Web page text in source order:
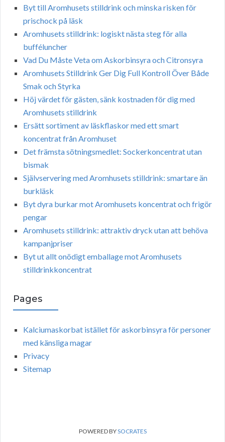
Byt till Aromhusets stilldrink och minska risken för
prischock på läsk
Aromhusets stilldrink: logiskt nästa steg för alla
bufféluncher
Vad Du Måste Veta om Askorbinsyra och Citronsyra
Aromhusets Stilldrink Ger Dig Full Kontroll Över Både
Smak och Styrka
Höj värdet för gästen, sänk kostnaden för dig med
Aromhusets stilldrink
Ersätt sortiment av läskflaskor med ett smart
koncentrat från Aromhuset
Det främsta sötningsmedlet: Sockerkoncentrat utan
bismak
Självservering med Aromhusets stilldrink: smartare än
burkläsk
Byt dyra burkar mot Aromhusets koncentrat och frigör
pengar
Aromhusets stilldrink: attraktiv dryck utan att behöva
kampanjpriser
Byt ut allt onödigt emballage mot Aromhusets
stilldrinkkoncentrat
Pages
Kalciumaskorbat istället för askorbinsyra för personer
med känsliga magar
Privacy
Sitemap
POWERED BYSOCRATES